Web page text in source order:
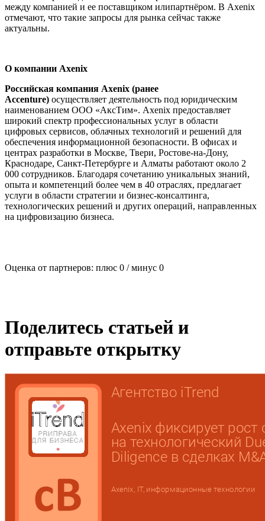
между компанией и ее поставщиком илипартнёром. В Axenix
отмечают, что такие запросы для рынка сейчас также
актуальны.
О компании Axenix
Российская компания Axenix (ранее
Accenture) осуществляет деятельность под юридическим
наименованием ООО «АксТим». Axenix предоставляет
широкий спектр профессиональных услуг в области
цифровых сервисов, облачных технологий и решений для
обеспечения информационной безопасности. В офисах и
центрах разработки в Москве, Твери, Ростове-на-Дону,
Краснодаре, Санкт-Петербурге и Алматы работают около 2
000 сотрудников. Благодаря сочетанию уникальных знаний,
опыта и компетенций более чем в 40 отраслях, предлагает
услуги в области стратегии и бизнес-консалтинга,
технологических решений и других операций, направленных
на цифровизацию бизнеса.
Оценка от партнеров: плюс 0 / минус 0
Поделитесь статьей и
отправьте открытку